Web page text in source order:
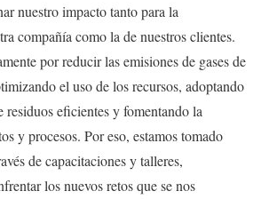
nuestro impacto tanto para la
compañía como la de nuestros clientes.
por reducir las emisiones de gases de
el uso de los recursos, adoptando
residuos eficientes y fomentando la
y procesos. Por eso, estamos tomado
de capacitaciones y talleres,
los nuevos retos que se nos